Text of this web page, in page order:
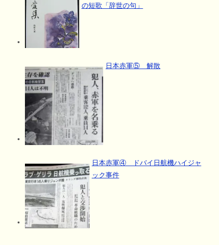
の短歌「辞世の句」
日本赤軍⑤ 解散
日本赤軍④ ドバイ日航機ハイジャ
ック事件